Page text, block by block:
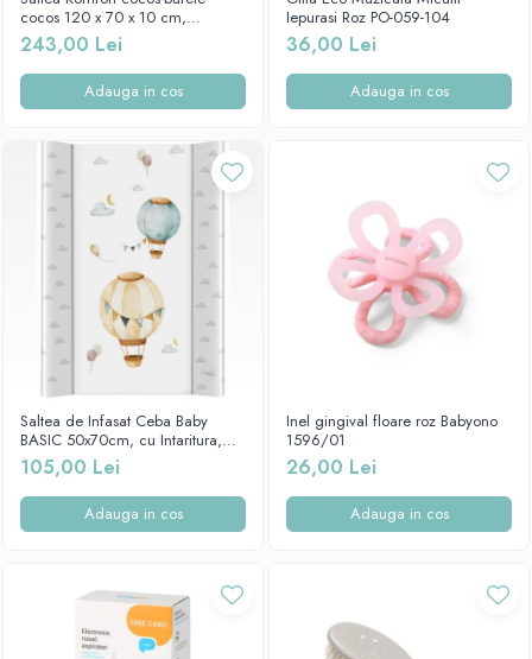
Olite tip scaunel simple
Reductoare moi
Seturi cadite 86 cm
Seturi cadite 92 cm
Seturi cadite anatomice
Suporti anatomici plastic
Suporti anatomici textili
Suporti metalici cadite
Mese de infasat pliabile
Mese de infasat Ultra Light 50x70
cm
Patuturi pliabile
Sisteme de siguranta copii
Tampoane postnatale
Tampoane si protectii silicon
pentru san
cocos 120 x 70 x 10 cm,
Beberoyal, SA054
243,00 Lei
Adauga in cos
Iepurasi Roz PO-059-104
36,00 Lei
Adauga in cos
Saltea de Infasat Ceba Baby
BASIC 50x70cm, cu Intaritura,
Grosime 2cm, Sistem Anti-
Alunecare, Baloane 216-000-734
105,00 Lei
Adauga in cos
Inel gingival floare roz Babyono
1596/01
26,00 Lei
Adauga in cos